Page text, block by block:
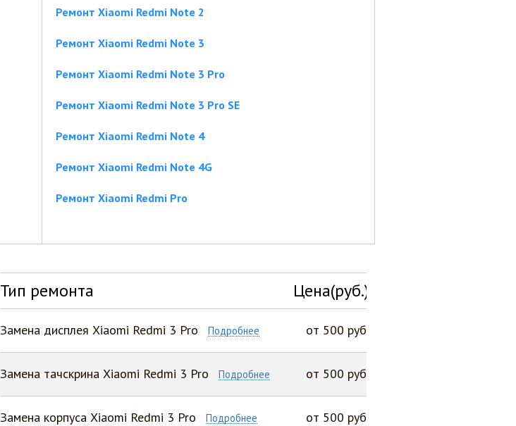
Ремонт Xiaomi Redmi Note 2
Ремонт Xiaomi Redmi Note 3
Ремонт Xiaomi Redmi Note 3 Pro
Ремонт Xiaomi Redmi Note 3 Pro SE
Ремонт Xiaomi Redmi Note 4
Ремонт Xiaomi Redmi Note 4G
Ремонт Xiaomi Redmi Pro
Тип ремонта Цена(руб.)
Замена дисплея Xiaomi Redmi 3 Pro Подробнее от 500 руб
Замена тачскрина Xiaomi Redmi 3 Pro Подробнее от 500 руб
Замена корпуса Xiaomi Redmi 3 Pro Подробнее от 500 руб